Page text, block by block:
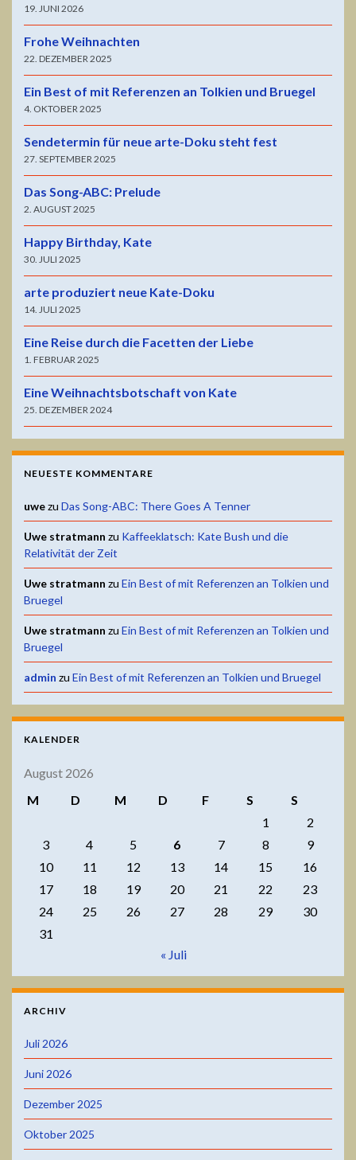
19. JUNI 2026
Frohe Weihnachten
22. DEZEMBER 2025
Ein Best of mit Referenzen an Tolkien und Bruegel
4. OKTOBER 2025
Sendetermin für neue arte-Doku steht fest
27. SEPTEMBER 2025
Das Song-ABC: Prelude
2. AUGUST 2025
Happy Birthday, Kate
30. JULI 2025
arte produziert neue Kate-Doku
14. JULI 2025
Eine Reise durch die Facetten der Liebe
1. FEBRUAR 2025
Eine Weihnachtsbotschaft von Kate
25. DEZEMBER 2024
NEUESTE KOMMENTARE
uwezu Das Song-ABC: There Goes A Tenner
Uwe stratmann zu Kaffeeklatsch: Kate Bush und die
Relativität der Zeit
Uwe stratmann zu Ein Best of mit Referenzen an Tolkien und
Bruegel
Uwe stratmann zu Ein Best of mit Referenzen an Tolkien und
Bruegel
admin zu Ein Best of mit Referenzen an Tolkien und Bruegel
KALENDER
August 2026
M
D M D F S
S
1
2
3
4 5 6 7 8
9
10
11 12 13 14 15
16
17
18 19 20 21 22
23
24
25 26 27 28 29
30
31
« Juli
ARCHIV
Juli 2026
Juni 2026
Dezember 2025
Oktober 2025